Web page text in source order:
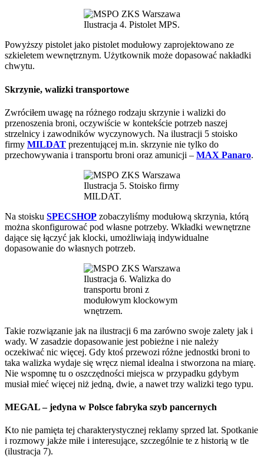
Ilustracja 4. Pistolet MPS.
Powyższy pistolet jako pistolet modułowy zaprojektowano ze
szkieletem wewnętrznym. Użytkownik może dopasować nakładki
chwytu.
Skrzynie, walizki transportowe
Zwróciłem uwagę na różnego rodzaju skrzynie i walizki do
przenoszenia broni, oczywiście w kontekście potrzeb naszej
strzelnicy i zawodników wyczynowych. Na ilustracji 5 stoisko
firmy MILDAT prezentującej m.in. skrzynie nie tylko do
przechowywania i transportu broni oraz amunicji – MAX Panaro.
Ilustracja 5. Stoisko firmy
MILDAT.
Na stoisku SPECSHOP zobaczyliśmy modułową skrzynia, którą
można skonfigurować pod własne potrzeby. Wkładki wewnętrzne
dające się łączyć jak klocki, umożliwiają indywidualne
dopasowanie do własnych potrzeb.
Ilustracja 6. Walizka do
transportu broni z
modułowym klockowym
wnętrzem.
Takie rozwiązanie jak na ilustracji 6 ma zarówno swoje zalety jak i
wady. W zasadzie dopasowanie jest pobieżne i nie należy
oczekiwać nic więcej. Gdy ktoś przewozi różne jednostki broni to
taka walizka wydaje się wręcz niemal idealna i stworzona na miarę.
Nie wspomnę tu o oszczędności miejsca w przypadku gdybym
musiał mieć więcej niż jedną, dwie, a nawet trzy walizki tego typu.
MEGAL – jedyna w Polsce fabryka szyb pancernych
Kto nie pamięta tej charakterystycznej reklamy sprzed lat. Spotkanie
i rozmowy jakże miłe i interesujące, szczególnie te z historią w tle
(ilustracja 7).